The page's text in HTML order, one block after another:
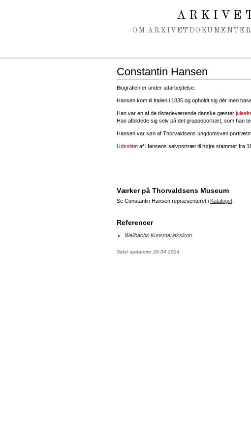
OM ARKIVET DOKUMENTER
Constantin Hansen
Biografien er under udarbejdelse.
Hansen kom til Italien i 1835 og opholdt sig dér med
Han var en af de tilstedeværende danske gæster
Han afbildede sig selv på det gruppeportræt, som han
Hansen var søn af Thorvaldsens ungdomsven
Udsnittet af Hansens selvportræt til højre stammer fra
Værker på Thorvaldsens Museum
Se Constantin Hansen repræsenteret i Kataloget
Referencer
Weilbachs Kunstnerleksikon
Sidst opdateret 26.04.2024